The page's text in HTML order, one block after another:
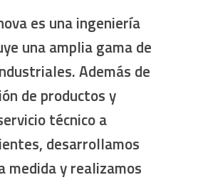
es una ingeniería
una amplia gama de
Además de
de productos y
técnico a
desarrollamos
medida y realizamos